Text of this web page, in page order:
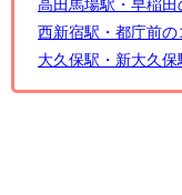
高田馬場駅・早稲田
西新宿駅・都庁前の
大久保駅・新大久